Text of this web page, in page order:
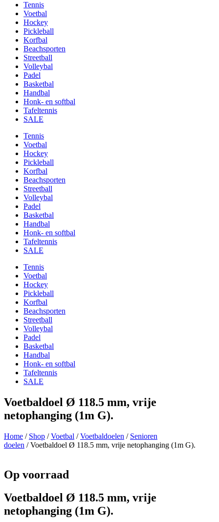
Tennis
Voetbal
Hockey
Pickleball
Korfbal
Beachsporten
Streetball
Volleybal
Padel
Basketbal
Handbal
Honk- en softbal
Tafeltennis
SALE
Tennis
Voetbal
Hockey
Pickleball
Korfbal
Beachsporten
Streetball
Volleybal
Padel
Basketbal
Handbal
Honk- en softbal
Tafeltennis
SALE
Tennis
Voetbal
Hockey
Pickleball
Korfbal
Beachsporten
Streetball
Volleybal
Padel
Basketbal
Handbal
Honk- en softbal
Tafeltennis
SALE
Voetbaldoel Ø 118.5 mm, vrije
netophanging (1m G).
Home / Shop /Voetbal /Voetbaldoelen / Senioren
doelen / Voetbaldoel Ø 118.5 mm, vrije netophanging (1m G).
Op voorraad
Voetbaldoel Ø 118.5 mm, vrije
netophanging (1m G).